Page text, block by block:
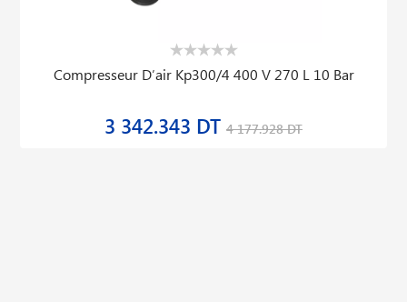
Compresseur D′air Kp300/4 400 V 270 L 10 Bar
3 342.343 DT 4 177.928 DT